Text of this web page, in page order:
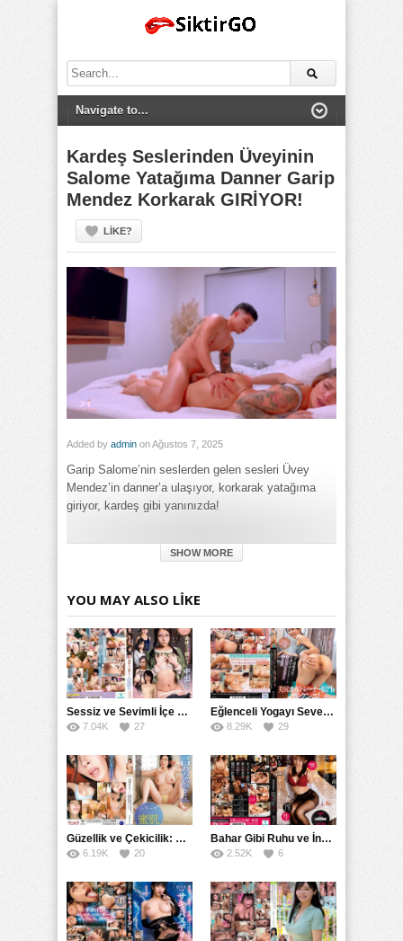
Search
for:
Kardeş Seslerinden Üveyinin
Salome Yatağıma Danner Garip
Mendez Korkarak GIRİYOR!
LIKE?
Added by admin on Ağustos 7, 2025
Garip Salome’nin seslerden gelen sesleri Üvey
Mendez’in danner’a ulaşıyor, korkarak yatağıma
giriyor, kardeş gibi yanınızda!
Mendez Korkarak GIRİYOR! izle
Üveyinin Salome Yatağıma Danner Garip Mendez Korkarak
GIRİYOR! porno izle ,Kardeş Seslerinden Üveyinin Salome
Yatağıma Danner Garip Mendez Korkarak GIRİYOR! türkçe
altyazılı izle
SHOW MORE
YOU MAY ALSO LIKE
Sessiz ve Sevimli İçe Dönükler İçin Kremalı Pastalar: 后藤えmi ve KTRA’nın Özel Tarifesi
7.04K 27
Eğlenceli Yogayı Seven Bir Kadınla Seks Deneyimi
8.29K 29
Güzellik ve Çekicilik: Bir İşyeri Kadininin Hikayesi
6.19K 20
Bahar Gibi Ruhu ve İncelikle Doldurmak
2.52K 6